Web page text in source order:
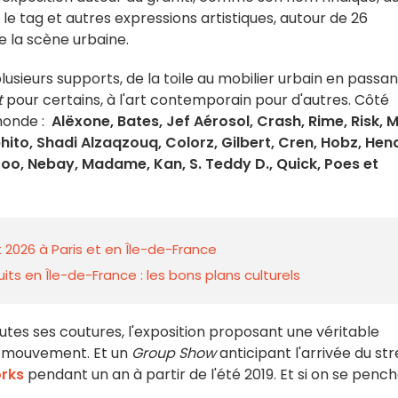
le tag et autres expressions artistiques, autour de 26
la scène urbaine.
supports, de la toile au mobilier urbain en
pour certains, à l'art contemporain pour d'autres. Côté
: Alëxone, Bates, Jef Aérosol, Crash, Rime, Risk,
Shadi Alzaqzouq, Colorz, Gilbert, Cren, Hobz,
Nebay, Madame, Kan, S. Teddy D., Quick, Poes et
à Paris et en Île-de-France
en Île-de-France : les bons plans culturels
ses coutures, l'exposition proposant une véritable
Et un Group Showanticipant l'arrivée du
pendant un an à partir de l'été 2019. Et si on se